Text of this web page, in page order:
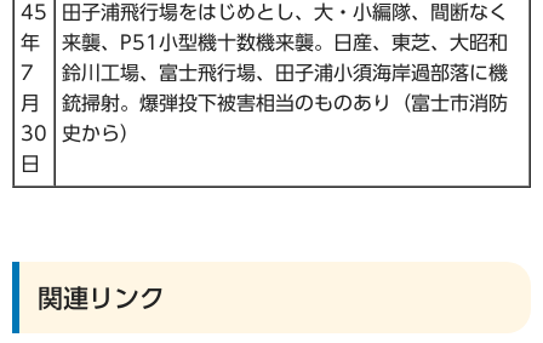
45
年
7
月
30
日
田子浦飛行場をはじめとし、大・小編隊、間断なく
来襲、P51小型機十数機来襲。日産、東芝、大昭和
鈴川工場、富士飛行場、田子浦小須海岸過部落に機
銃掃射。爆弾投下被害相当のものあり（富士市消防
史から）
関連リンク